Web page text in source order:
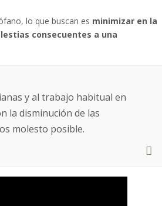
lo que buscan es minimizar en la
consecuentes a una
y al trabajo habitual en
la disminución de las
molesto posible.